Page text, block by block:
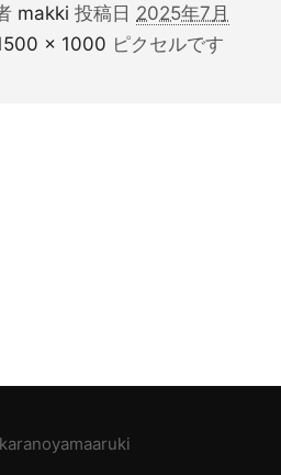
makki 投稿日 2025年7月
× 1000 ピクセルです